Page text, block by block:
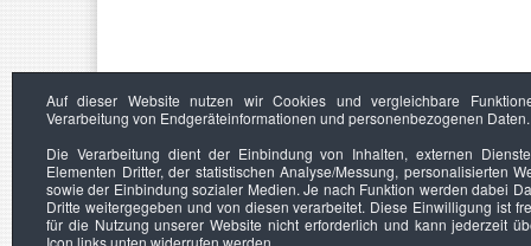
Auf dieser Website nutzen wir Cookies und vergleichbare
Verarbeitung von Endgeräteinformationen und personenbezogenen Daten.
Die Verarbeitung dient der Einbindung von Inhalten, externen
Elementen Dritter, der statistischen Analyse/Messung, personalisierten
sowie der Einbindung sozialer Medien. Je nach Funktion werden dabei
Dritte weitergegeben und von diesen verarbeitet. Diese Einwilligung ist
für die Nutzung unserer Website nicht erforderlich und kann jederzeit
Icon links unten widerrufen werden.